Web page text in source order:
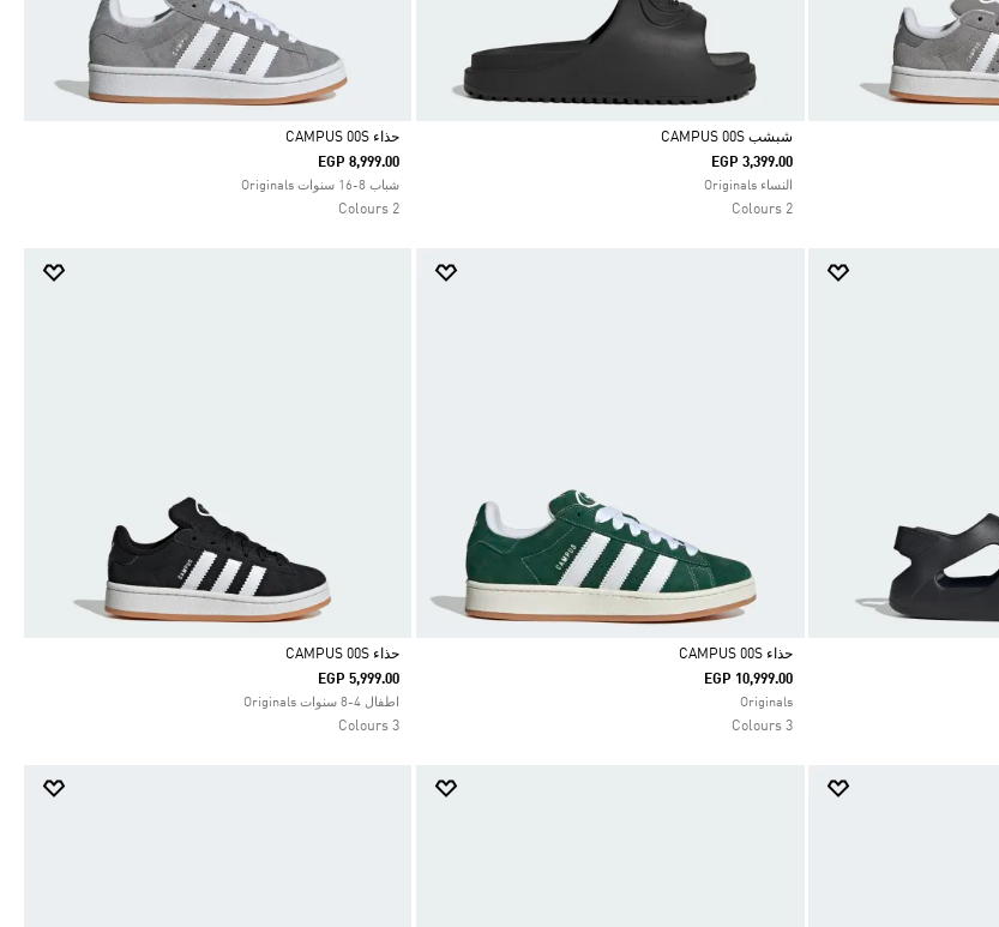
Selected
شبشب CAMPUS 00S
EGP 3,399.00
النساء Originals
2 Colours
Selected
حذاء CAMPUS 00S
EGP 8,999.00
شباب 8-16 سنوات Originals
2 Colours
Selected
حذاء CAMPUS 00S
EGP 10,999.00
Originals
3 Colours
Selected
حذاء CAMPUS 00S
EGP 5,999.00
اطفال 4-8 سنوات Originals
3 Colours